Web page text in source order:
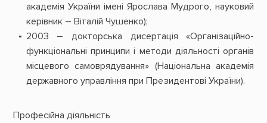
академія України імені Ярослава Мудрого, науковий
керівник – Віталій Чушенко);
2003 – докторська дисертація «Організаційно-
функціональні принципи і методи діяльності органів
місцевого самоврядування» (Національна академія
державного управління при Президентові України).
Професійна діяльність